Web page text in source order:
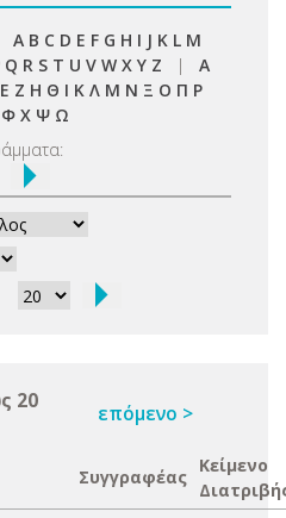
A B C D E F G H I J K L M
Q R S T U V W X Y Z | Α
Ε Ζ Η Θ Ι Κ Λ Μ Ν Ξ Ο Π Ρ
Φ Χ Ψ Ω
20
επόμενο >
Συγγραφέας
Κείμενο